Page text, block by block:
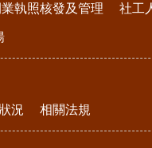
執照核發及管理 社工
況 相關法規